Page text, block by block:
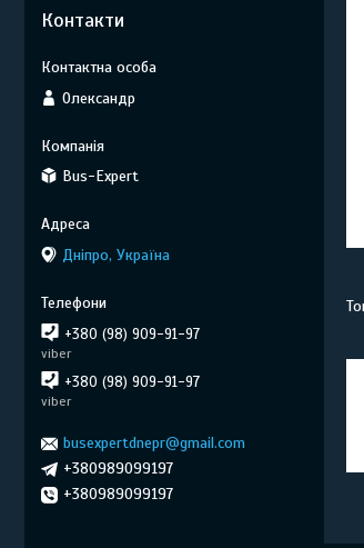
Контакти
Олександр
Bus-Expert
Дніпро, Україна
+380 (98) 909-91-97
viber
+380 (98) 909-91-97
viber
busexpertdnepr@gmail.com
+380989099197
+380989099197